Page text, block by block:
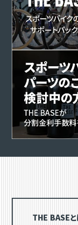
THE BASE